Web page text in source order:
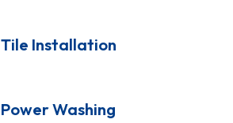
Tile Installation
Power Washing